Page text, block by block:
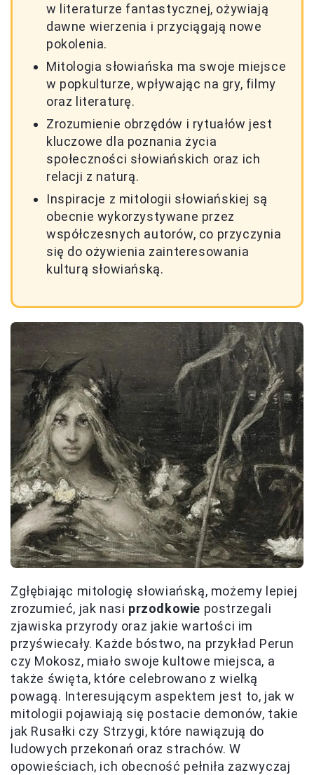
w literaturze fantastycznej, ożywiają
dawne wierzenia i przyciągają nowe
pokolenia.
Mitologia słowiańska ma swoje miejsce
w popkulturze, wpływając na gry, filmy
oraz literaturę.
Zrozumienie obrzędów i rytuałów jest
kluczowe dla poznania życia
społeczności słowiańskich oraz ich
relacji z naturą.
Inspiracje z mitologii słowiańskiej są
obecnie wykorzystywane przez
współczesnych autorów, co przyczynia
się do ożywienia zainteresowania
kulturą słowiańską.
Zgłębiając mitologię słowiańską, możemy lepiej
zrozumieć, jak nasi przodkowie postrzegali
zjawiska przyrody oraz jakie wartości im
przyświecały. Każde bóstwo, na przykład Perun
czy Mokosz, miało swoje kultowe miejsca, a
także święta, które celebrowano z wielką
powagą. Interesującym aspektem jest to, jak w
mitologii pojawiają się postacie demonów, takie
jak Rusałki czy Strzygi, które nawiązują do
ludowych przekonań oraz strachów. W
opowieściach, ich obecność pełniła zazwyczaj